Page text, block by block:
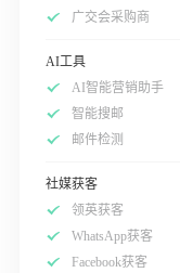
广交会采购商
AI工具
AI智能营销助手
智能搜邮
邮件检测
社媒获客
领英获客
WhatsApp获客
Facebook获客